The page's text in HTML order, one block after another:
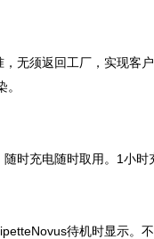
无须返回工厂，实现客
时充电随时取用。1小
待机时显示。